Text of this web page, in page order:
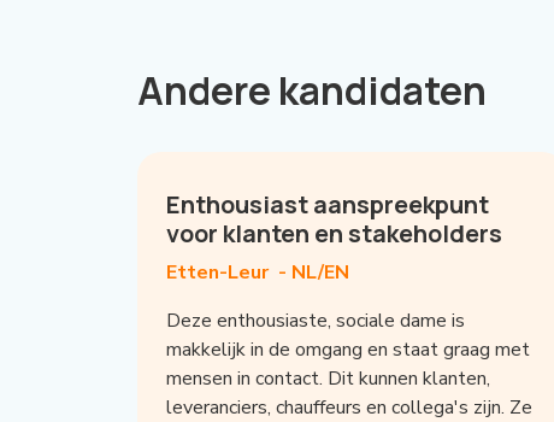
Andere kandidaten
Enthousiast aanspreekpunt
voor klanten en stakeholders
Etten-Leur - NL/EN
Deze enthousiaste, sociale dame is
makkelijk in de omgang en staat graag met
mensen in contact. Dit kunnen klanten,
leveranciers, chauffeurs en collega's zijn. Ze